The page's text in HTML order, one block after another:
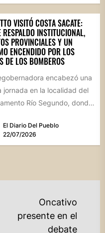
VISITÓ COSTA SACATE:
RESPALDO INSTITUCIONAL,
PROVINCIALES Y UN
ENCENDIDO POR LOS
DE LOS BOMBEROS
encabezó una
jornada en la localidad del
Río Segundo, donde
El Diario Del Pueblo
22/07/2026
Oncativo
presente en el
debate